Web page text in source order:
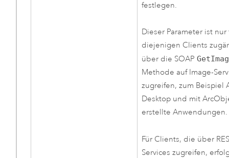
festlegen.
Dieser Parameter ist nur
diejenigen Clients
über die SOAP
Methode auf Image-
zugreifen, zum Beispiel
Desktop und mit
erstellte Anwendungen.
Für Clients, die über
Services zugreifen,